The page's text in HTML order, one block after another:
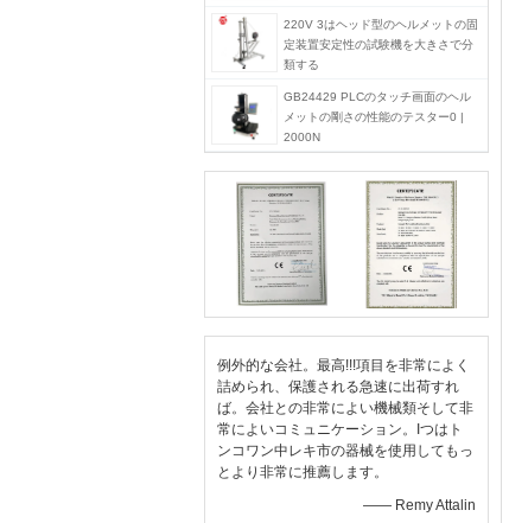
220V 3はヘッド型のヘルメットの固
定装置安定性の試験機を大きさで分
類する
GB24429 PLCのタッチ画面のヘル
メットの剛さの性能のテスター0 |
2000N
例外的な会社。最高!!!項目を非常によく
詰められ、保護される急速に出荷すれ
ば。会社との非常によい機械類そして非
常によいコミュニケーション。Iつはト
ンコワン中レキ市の器械を使用してもっ
とより非常に推薦します。
—— Remy Attalin